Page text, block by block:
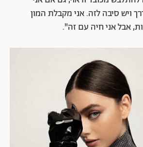
ויש סיבה לזה. אני מקבלת המון
אבל אני חיה עם זה".